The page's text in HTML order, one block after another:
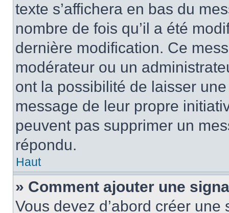
texte s’affichera en bas du
nombre de fois qu’il a été
dernière modification. Ce
modérateur ou un
ont la possibilité de laisser
message de leur propre
peuvent pas supprimer un
répondu.
Haut
» Comment ajouter une
Vous devez d’abord créer